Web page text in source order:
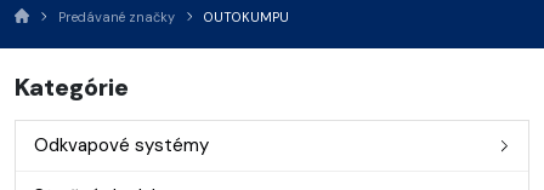
Predávané značky OUTOKUMPU
Kategórie
Odkvapové systémy